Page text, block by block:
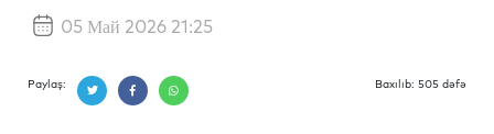
05 Май 2026 21:25
Paylaş: Baxılıb: 505 dəfə